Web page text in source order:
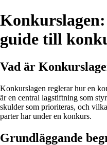
guide till
Vad är
Konkurslagen reglerar hur en
är en central lagstiftning som
skulder som prioriteras, och
parter har under en konkurs.
Grundläggande